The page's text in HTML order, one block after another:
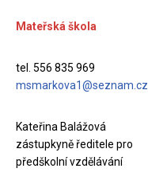
Mateřská škola
tel. 556 835 969
msmarkova1@seznam.cz
Kateřina Balážová
zástupkyně ředitele pro
předškolní vzdělávání